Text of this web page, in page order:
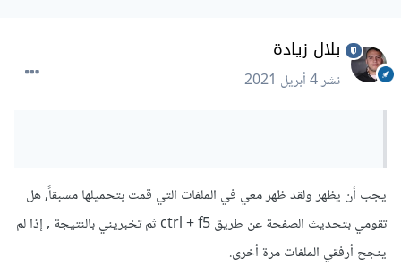
بلال زيادة
نشر4 أبريل 2021
يجب أن يظهر ولقد ظهر معي في الملفات التي قمت بتحميلها مسبقاً, هل
تقومي بتحديث الصفحة عن طريق ctrl + f5 ثم تخبريني بالنتيجة , إذا لم
ينجح أرفقي الملفات مرة أخرى.